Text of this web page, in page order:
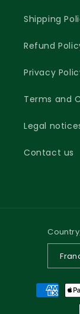
Shipping
Refund
Privacy
Terms and
Legal
Contact us
Payment
methods